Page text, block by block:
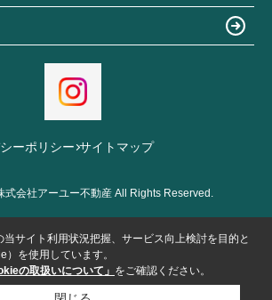
ーポリシー サイトマップ
式会社アーユー不動産 All Rights Reserved.
サイト利用状況把握、サービス向上検討を目的と
を使用しています。
の取扱いについて」 をご確認ください。